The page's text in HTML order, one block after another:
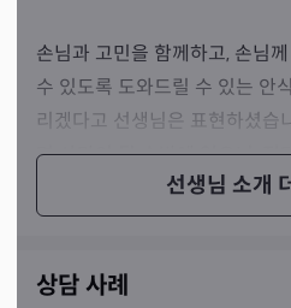
선생님 소개
손님과 고민을 함께하고, 손님
수 있도록 도와드릴 수 있는 안
리겠다고 선생님은 표현하셨습
면 사막이 될 수밖에 없으니, 적
고 하시며 좌절은 금물이라고
상담 사례